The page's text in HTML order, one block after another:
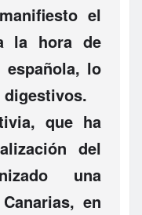
el
la hora de
lo
que ha
del
una
en